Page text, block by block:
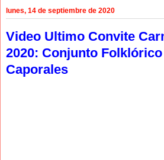
lunes, 14 de septiembre de 2020
Video Ultimo Convite
2020: Conjunto
Caporales